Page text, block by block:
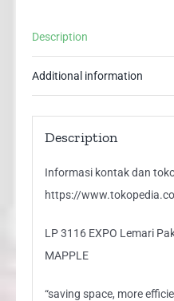
MAPPLE
Description
Additional information
Description
Informasi kontak dan
https://
LP 3116 EXPO Lemari
MAPPLE
“saving space, more